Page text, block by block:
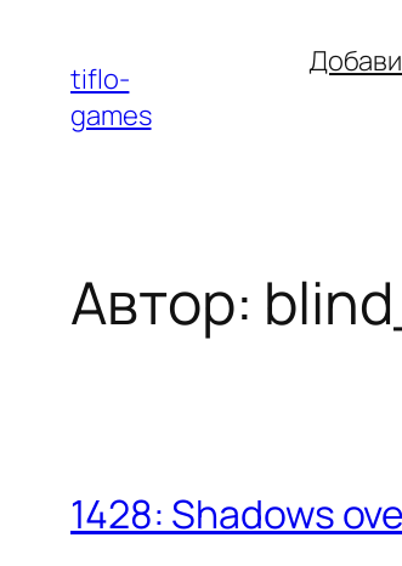
содержимому
tiflo-
games
Автор:
1428: Shadows